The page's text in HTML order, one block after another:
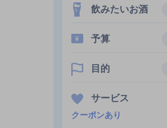
飲みたいお酒
予算
目的
サービス
クーポンあり